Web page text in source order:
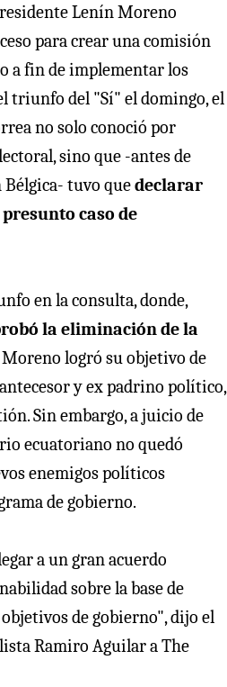
Lenín Moreno
para crear una comisión
a fin de implementar los
triunfo del "Sí" el domingo, el
no solo conoció por
sino que -antes de
tuvo quedeclarar
caso de
en la consulta, donde,
la eliminación de la
Moreno logró su objetivo de
y ex padrino político,
Sin embargo, a juicio de
ecuatoriano no quedó
enemigos políticos
de gobierno.
a un gran acuerdo
sobre la base de
de gobierno", dijo el
Ramiro Aguilar a The